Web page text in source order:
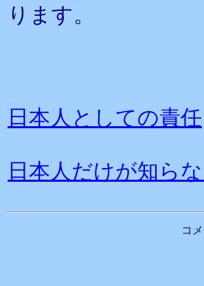
ります。
日本人としての責任
日本人だけが知ら
コ